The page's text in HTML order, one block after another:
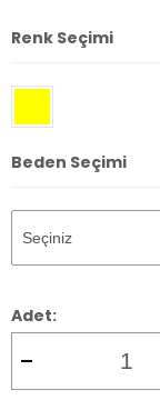
Renk Seçimi
Beden Seçimi
Adet: